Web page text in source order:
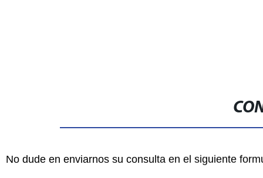
No dude en enviarnos su consulta en el siguiente